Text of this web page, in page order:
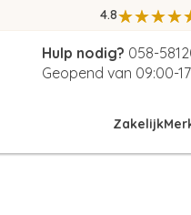
4.8
Hulp nodig? 058-
Geopend van 09:00-
Zakelijk